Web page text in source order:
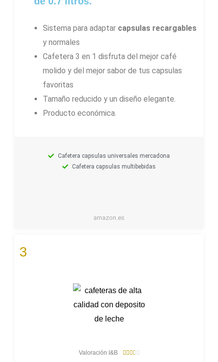
Sistema para adaptar capsulas recargables
y normales
Cafetera 3 en 1 disfruta del mejor café
molido y del mejor sabor de tus capsulas
favoritas
Tamaño reducido y un diseño elegante.
Producto económica.
Cafetera capsulas universales mercadona
Cafetera capsulas multibebidas
amazon.es
3
Valoración I&B  